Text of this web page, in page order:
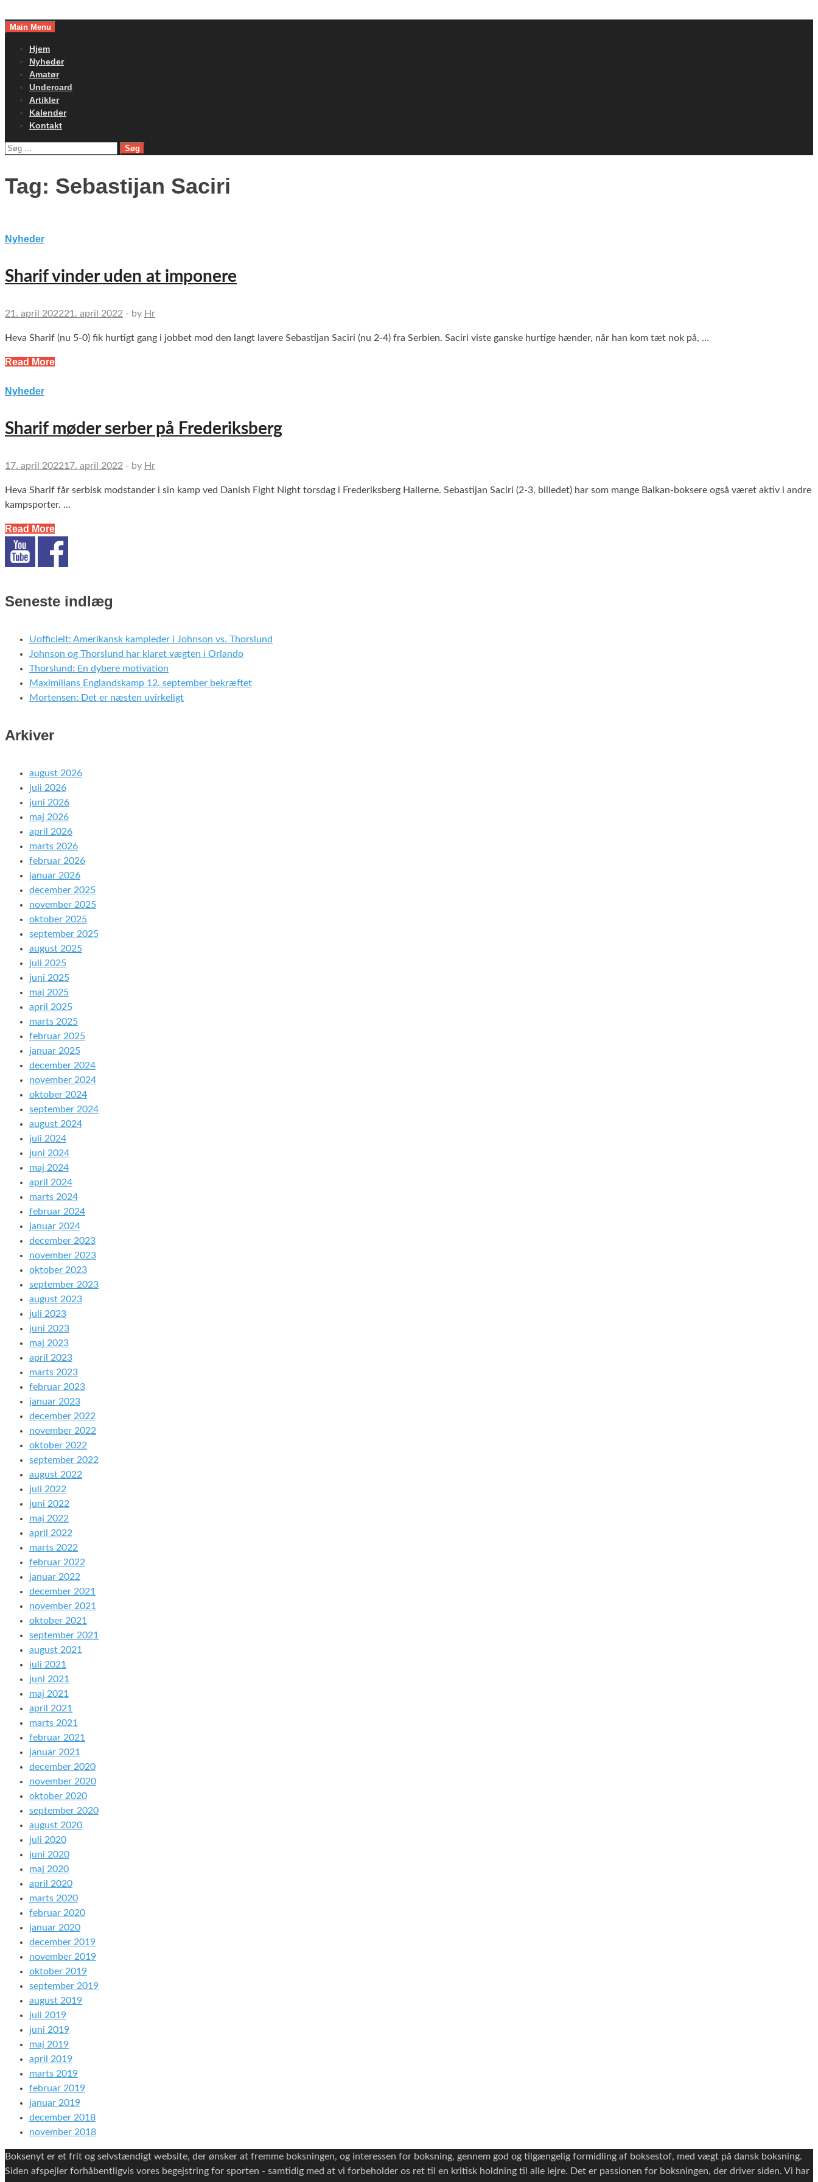
toMain Menu
Hjem
Nyheder
Amatør
Undercard
Artikler
Kalender
Kontakt
Søg
Tag: Sebastijan Saciri
Nyheder
Sharif vinder uden at imponere
21. april 202221. april 2022 - by Hr
Heva Sharif (nu 5-0) fik hurtigt gang i jobbet mod den langt lavere Sebastijan Saciri (nu 2-4) fra Serbien. Saciri viste ganske hurtige hænder, når han kom tæt nok på, …
Read More
Nyheder
Sharif møder serber på Frederiksberg
17. april 202217. april 2022 - by Hr
Heva Sharif får serbisk modstander i sin kamp ved Danish Fight Night torsdag i Frederiksberg Hallerne. Sebastijan Saciri (2-3, billedet) har som mange Balkan-boksere også været aktiv i andre
kampsporter. …
Read More
Seneste indlæg
Uofficielt: Amerikansk kampleder i Johnson vs. Thorslund
Johnson og Thorslund har klaret vægten i Orlando
Thorslund: En dybere motivation
Maximilians Englandskamp 12. september bekræftet
Mortensen: Det er næsten uvirkeligt
Arkiver
august 2026
juli 2026
juni 2026
maj 2026
april 2026
marts 2026
februar 2026
januar 2026
december 2025
november 2025
oktober 2025
september 2025
august 2025
juli 2025
juni 2025
maj 2025
april 2025
marts 2025
februar 2025
januar 2025
december 2024
november 2024
oktober 2024
september 2024
august 2024
juli 2024
juni 2024
maj 2024
april 2024
marts 2024
februar 2024
januar 2024
december 2023
november 2023
oktober 2023
september 2023
august 2023
juli 2023
juni 2023
maj 2023
april 2023
marts 2023
februar 2023
januar 2023
december 2022
november 2022
oktober 2022
september 2022
august 2022
juli 2022
juni 2022
maj 2022
april 2022
marts 2022
februar 2022
januar 2022
december 2021
november 2021
oktober 2021
september 2021
august 2021
juli 2021
juni 2021
maj 2021
april 2021
marts 2021
februar 2021
januar 2021
december 2020
november 2020
oktober 2020
september 2020
august 2020
juli 2020
juni 2020
maj 2020
april 2020
marts 2020
februar 2020
januar 2020
december 2019
november 2019
oktober 2019
september 2019
august 2019
juli 2019
juni 2019
maj 2019
april 2019
marts 2019
februar 2019
januar 2019
december 2018
november 2018
Boksenyt er et frit og selvstændigt website, der ønsker at fremme boksningen, og interessen for boksning, gennem god og tilgængelig formidling af boksestof, med vægt på dansk boksning.
Siden afspejler forhåbentligvis vores begejstring for sporten - samtidig med at vi forbeholder os ret til en kritisk holdning til alle lejre. Det er passionen for boksningen, der driver siden. Vi har